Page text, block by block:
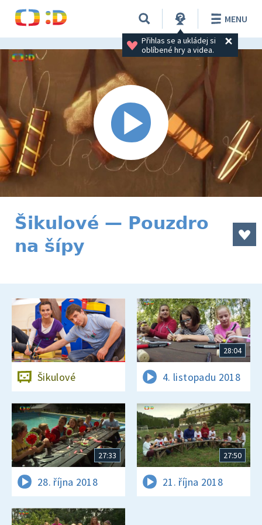
Přihlas se a ukládej si
oblíbené hry a videa.
MENU
Šikulové — Pouzdro
na šípy
Šikulové
28:04
4. listopadu 2018
27:33
28. října 2018
27:50
21. října 2018